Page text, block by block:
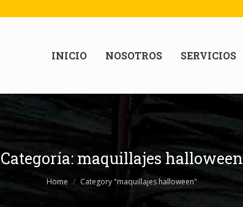
INICIO NOSOTROS SERVICIOS
Categoría: maquillajes halloween
Home Category "maquillajes halloween"